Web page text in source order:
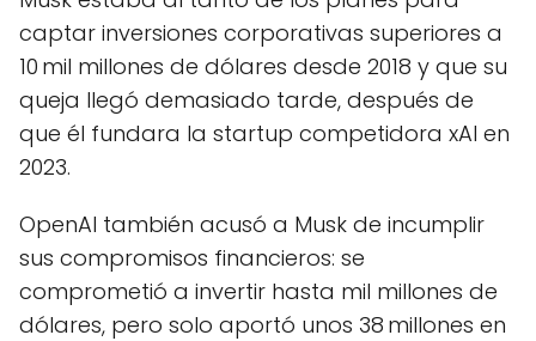
captar inversiones corporativas superiores a
10 mil millones de dólares desde 2018 y que su
queja llegó demasiado tarde, después de
que él fundara la startup competidora xAI en
2023.
OpenAI también acusó a Musk de incumplir
sus compromisos financieros: se
comprometió a invertir hasta mil millones de
dólares, pero solo aportó unos 38 millones en